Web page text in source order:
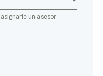
un asesor